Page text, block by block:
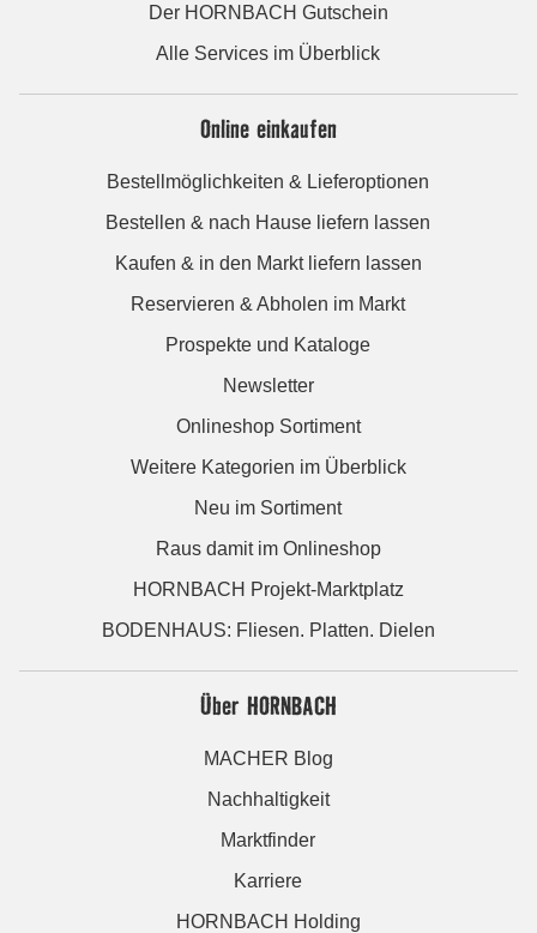
Der HORNBACH Gutschein
Alle Services im Überblick
Online einkaufen
Bestellmöglichkeiten & Lieferoptionen
Bestellen & nach Hause liefern lassen
Kaufen & in den Markt liefern lassen
Reservieren & Abholen im Markt
Prospekte und Kataloge
Newsletter
Onlineshop Sortiment
Weitere Kategorien im Überblick
Neu im Sortiment
Raus damit im Onlineshop
HORNBACH Projekt-Marktplatz
BODENHAUS: Fliesen. Platten. Dielen
Über HORNBACH
MACHER Blog
Nachhaltigkeit
Marktfinder
Karriere
HORNBACH Holding